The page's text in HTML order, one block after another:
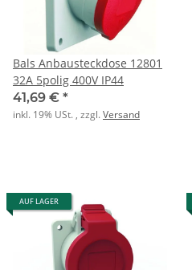
Bals Anbausteckdose 12801
32A 5polig 400V IP44
41,69 € *
inkl. 19% USt. , zzgl.Versand
AUF LAGER